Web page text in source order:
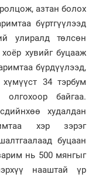
азтан болох
бүртгүүлээд
улиралд төлсөн
хувийг буцааж
бүрдүүлээд,
34 тэрбум
олгохоор байгаа.
худалдан
хэр зэрэг
буцаан
нь 500 мянгыг
нааштай үр